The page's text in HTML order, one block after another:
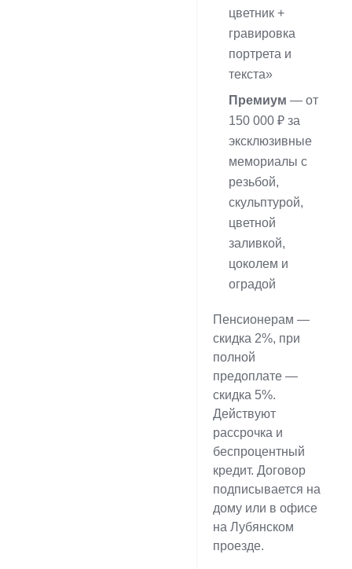
цветник +
гравировка
портрета и
текста»
Премиум — от
150 000 ₽ за
эксклюзивные
мемориалы с
резьбой,
скульптурой,
цветной
заливкой,
цоколем и
оградой
Пенсионерам —
скидка 2%, при
полной
предоплате —
скидка 5%.
Действуют
рассрочка и
беспроцентный
кредит. Договор
подписывается на
дому или в офисе
на Лубянском
проезде.